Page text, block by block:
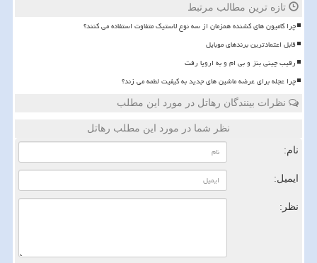
تازه ترین مطالب مرتبط
چرا کامیون های کشنده همزمان از سه نوع لاستیک متفاوت استفاده می کنند؟
قابل اعتمادترین برندهای موبایل
رقیب چینی بنز و بی ام و به اروپا رفت
چرا عجله برای عرضه ماشین های جدید به کیفیت لطمه می زند؟
نظرات بینندگان رهاتل در مورد این مطلب
نظر شما در مورد این مطلب رهاتل
نام:
ایمیل:
نظر: